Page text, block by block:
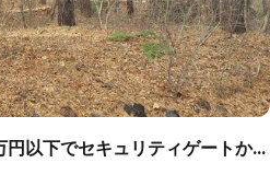
浅間ハイランドパーク200万円以下でセキュリティゲートから離れていて静かな土地